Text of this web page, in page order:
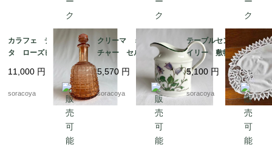
カラフェ デキャン
タ ローズピンク アー
ルデコ 水差し 19tw
m16
11,000 円
soracoya
クリーマ ミルクピッ
チャー セルトマンヴ
ァイデン ババリア 1
2kwew13
5,570 円
soracoya
テーブルセンター ド
イリー 敷物 レース
リネン オーバル型 12
clec3
5,100 円
soracoya